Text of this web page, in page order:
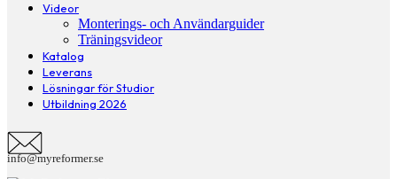
Videor
Monterings- och Användarguider
Träningsvideor
Katalog
Leverans
Lösningar för Studior
Utbildning 2026
info@myreformer.se